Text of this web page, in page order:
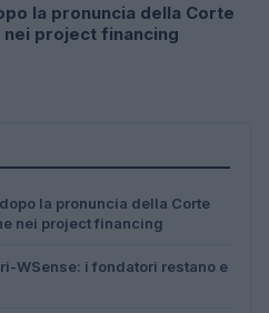
la pronuncia della Corte
project financing
la pronuncia della Corte
nei project financing
WSense: i fondatori restano e